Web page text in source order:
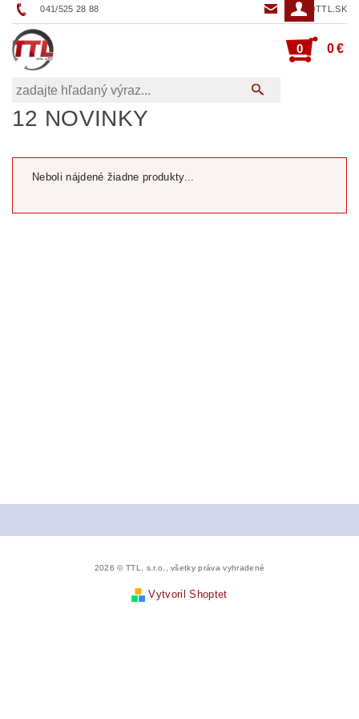
041/525 28 88 TTL@TTL.SK
0 0 €
12 NOVINKY
Neboli nájdené žiadne produkty...
2026 © TTL, s.r.o., všetky práva vyhradené
Vytvoril Shoptet